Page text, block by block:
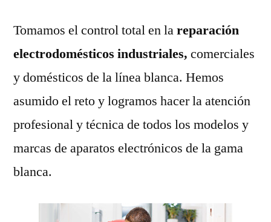
Tomamos el control total en lareparación
electrodomésticos industriales, comerciales
y domésticos de la línea blanca. Hemos
asumido el reto y logramos hacer la atención
profesional y técnica de todos los modelos y
marcas de aparatos electrónicos de la gama
blanca.